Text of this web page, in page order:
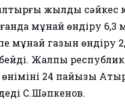
жылдың сәйкес
мұнай өндіру 6,3
мұнай газын өндіру
Жалпы
өнімінің 24 пайызы
С.Шәпкенов.